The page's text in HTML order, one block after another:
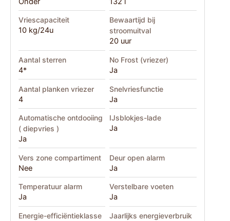
Vriescapaciteit
10 kg/24u
Bewaartijd bij
stroomuitval
20 uur
Aantal sterren
4*
No Frost (vriezer)
Ja
Aantal planken vriezer
4
Snelvriesfunctie
Ja
Automatische ontdooiing
( diepvries )
Ja
IJsblokjes-lade
Ja
Vers zone compartiment
Nee
Deur open alarm
Ja
Temperatuur alarm
Ja
Verstelbare voeten
Ja
Energie-efficiëntieklasse Jaarlijks energieverbruik